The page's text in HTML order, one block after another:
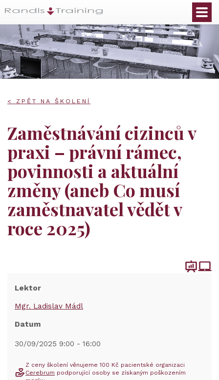
< ZPĚT NA ŠKOLENÍ
Zaměstnávání cizinců v
praxi – právní rámec,
povinnosti a aktuální
změny (aneb Co musí
zaměstnavatel vědět v
roce 2025)
Lektor
Mgr. Ladislav Mádl
Datum
30/09/2025 9:00 - 16:00
Z ceny školení věnujeme 100 Kč pacientské organizaci
Cerebrum podporující osoby se získaným poškozením